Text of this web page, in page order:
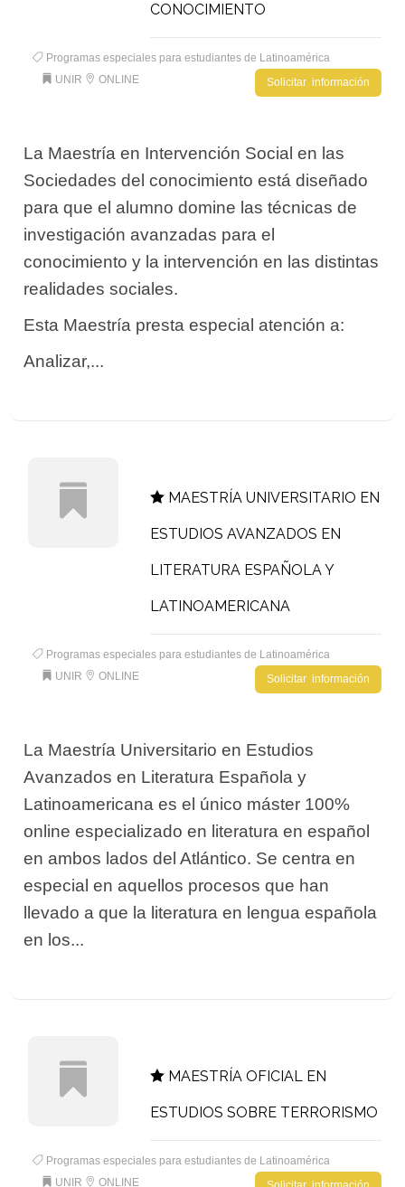
CONOCIMIENTO
Programas especiales para estudiantes de Latinoamérica
UNIR
ONLINE Solicitar información
La Maestría en Intervención Social en las
Sociedades del conocimiento está diseñado
para que el alumno domine las técnicas de
investigación avanzadas para el
conocimiento y la intervención en las distintas
realidades sociales.
Esta Maestría presta especial atención a:
Analizar,...
MAESTRÍA UNIVERSITARIO EN
ESTUDIOS AVANZADOS EN
LITERATURA ESPAÑOLA Y
LATINOAMERICANA
Programas especiales para estudiantes de Latinoamérica
UNIR
ONLINE Solicitar información
La Maestría Universitario en Estudios
Avanzados en Literatura Española y
Latinoamericana es el único máster 100%
online especializado en literatura en español
en ambos lados del Atlántico. Se centra en
especial en aquellos procesos que han
llevado a que la literatura en lengua española
en los...
MAESTRÍA OFICIAL EN
ESTUDIOS SOBRE TERRORISMO
Programas especiales para estudiantes de Latinoamérica
UNIR
ONLINE